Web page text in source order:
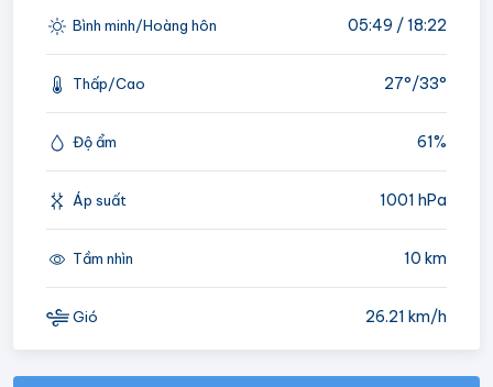
Bình minh/Hoàng hôn 05:49 / 18:22
Thấp/Cao 27°/33°
Độ ẩm 61%
Áp suất 1001 hPa
Tầm nhìn 10 km
Gió 26.21 km/h